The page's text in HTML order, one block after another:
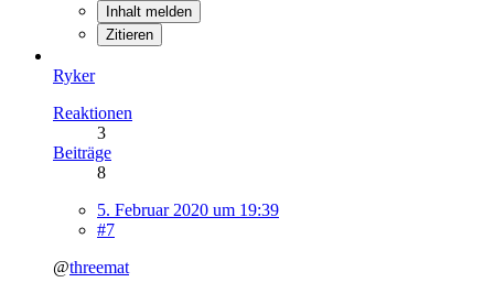
Inhalt melden
Zitieren
Ryker
Reaktionen
3
Beiträge
8
5. Februar 2020 um 19:39
#7
@threemat